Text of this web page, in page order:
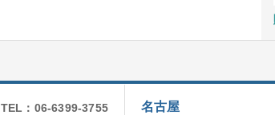
TEL：06-6399-3755 名古屋